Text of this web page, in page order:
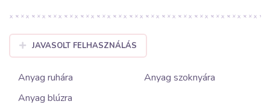
JAVASOLT FELHASZNÁLÁS
Anyag ruhára
Anyag szoknyára
Anyag blúzra